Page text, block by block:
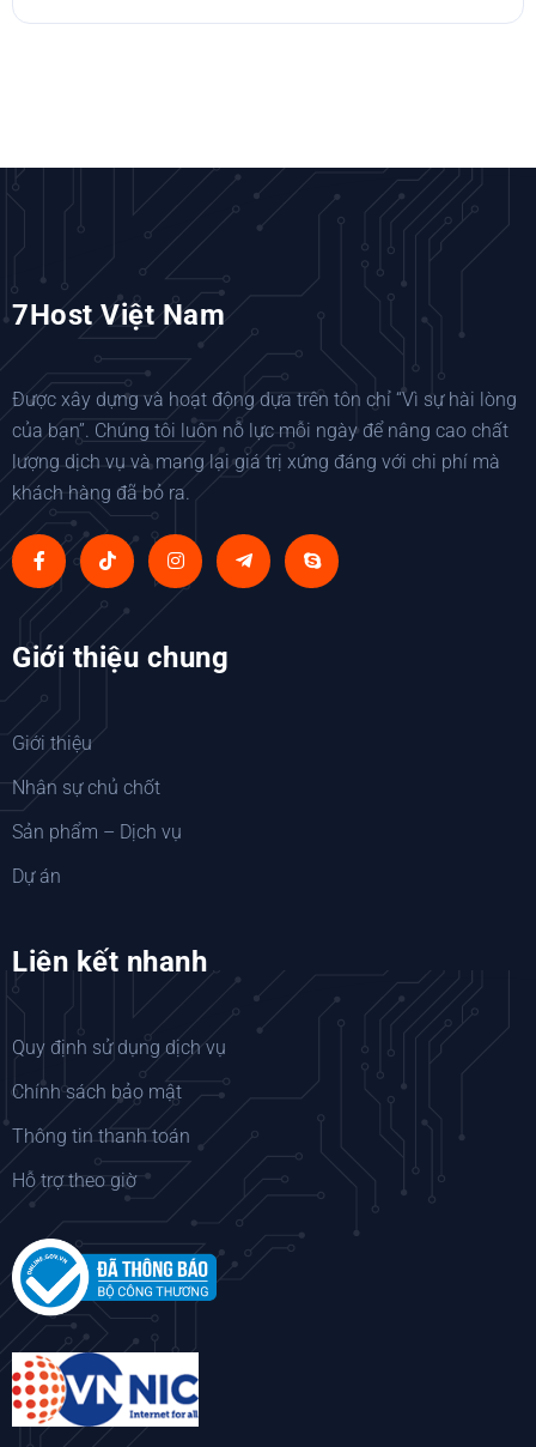
7Host Việt Nam
Được xây dựng và hoạt động dựa trên tôn chỉ “Vì sự hài lòng
của bạn”. Chúng tôi luôn nỗ lực mỗi ngày để nâng cao chất
lượng dịch vụ và mang lại giá trị xứng đáng với chi phí mà
khách hàng đã bỏ ra.
Giới thiệu chung
Giới thiệu
Nhân sự chủ chốt
Sản phẩm – Dịch vụ
Dự án
Liên kết nhanh
Quy định sử dụng dịch vụ
Chính sách bảo mật
Thông tin thanh toán
Hỗ trợ theo giờ